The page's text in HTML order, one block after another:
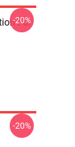
For
-20%
-20%